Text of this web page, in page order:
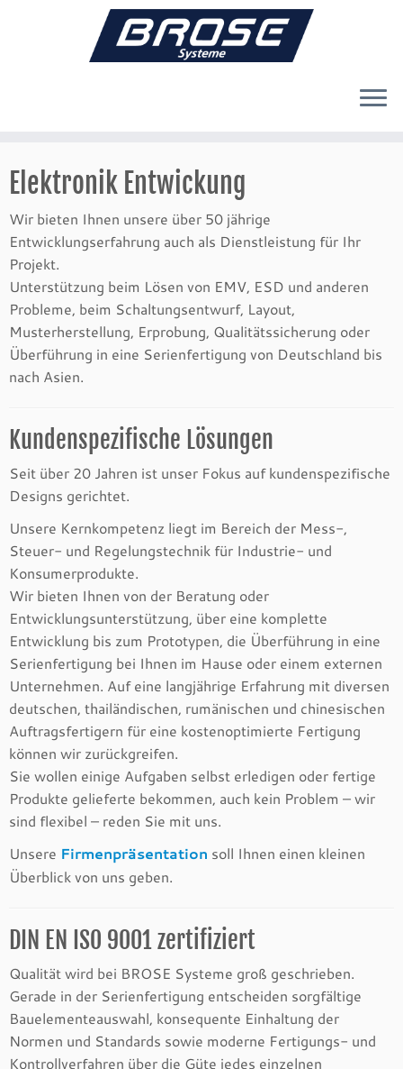
Inhalt
springen
Elektronik Entwickung
Wir bieten Ihnen unsere über 50 jährige
Entwicklungserfahrung auch als Dienstleistung für Ihr
Projekt.
Unterstützung beim Lösen von EMV, ESD und anderen
Probleme, beim Schaltungsentwurf, Layout,
Musterherstellung, Erprobung, Qualitätssicherung oder
Überführung in eine Serienfertigung von Deutschland bis
nach Asien.
Kundenspezifische Lösungen
Seit über 20 Jahren ist unser Fokus auf kundenspezifische
Designs gerichtet.
Unsere Kernkompetenz liegt im Bereich der Mess-,
Steuer- und Regelungstechnik für Industrie- und
Konsumerprodukte.
Wir bieten Ihnen von der Beratung oder
Entwicklungsunterstützung, über eine komplette
Entwicklung bis zum Prototypen, die Überführung in eine
Serienfertigung bei Ihnen im Hause oder einem externen
Unternehmen. Auf eine langjährige Erfahrung mit diversen
deutschen, thailändischen, rumänischen und chinesischen
Auftragsfertigern für eine kostenoptimierte Fertigung
können wir zurückgreifen.
Sie wollen einige Aufgaben selbst erledigen oder fertige
Produkte gelieferte bekommen, auch kein Problem – wir
sind flexibel – reden Sie mit uns.
Unsere Firmenpräsentation soll Ihnen einen kleinen
Überblick von uns geben.
DIN EN ISO 9001 zertifiziert
Qualität wird bei BROSE Systeme groß geschrieben.
Gerade in der Serienfertigung entscheiden sorgfältige
Bauelementeauswahl, konsequente Einhaltung der
Normen und Standards sowie moderne Fertigungs- und
Kontrollverfahren über die Güte jedes einzelnen